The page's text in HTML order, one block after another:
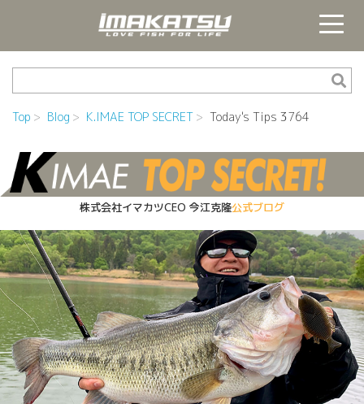
Top Blog K.IMAE TOP SECRET Today's Tips 3764
株式会社イマカツCEO 今江克隆公式ブログ